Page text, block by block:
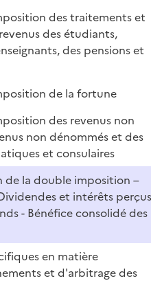
des traitements et
des étudiants,
des pensions et
de la fortune
des revenus non
non dénommés et des
et consulaires
de la double imposition –
et intérêts perçus
- Bénéfice consolidé des
en matière
et d'arbitrage des